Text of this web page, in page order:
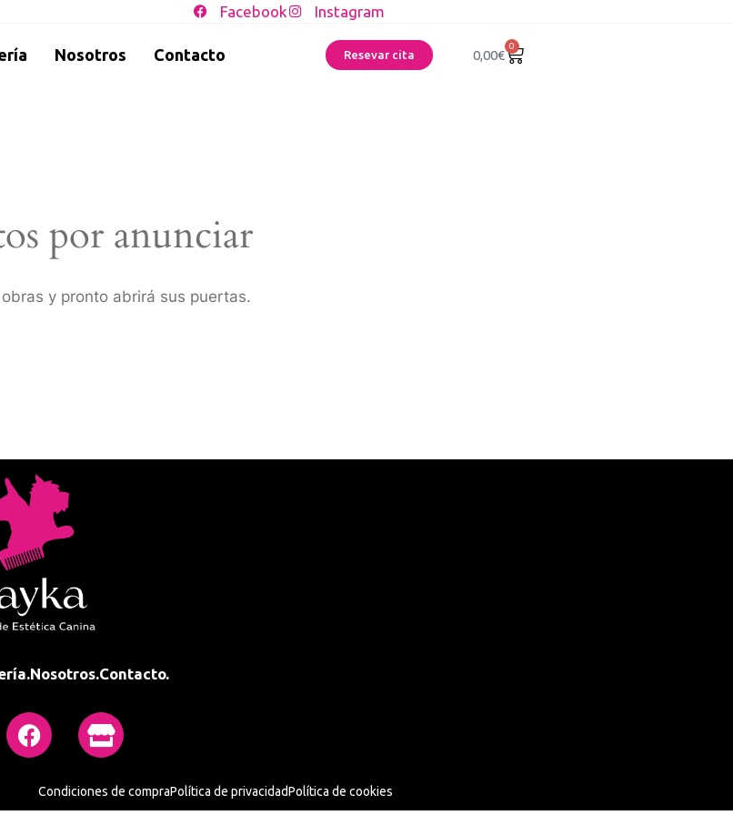
Facebook Instagram
Nosotros Contacto Resevar cita 0,00€
0
por anunciar
y pronto abrirá sus puertas.
Nosotros.Contacto.
Condiciones de compraPolítica de privacidadPolítica de cookies